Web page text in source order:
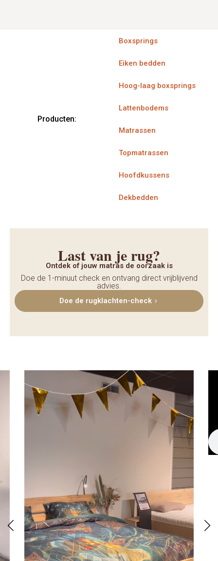
Producten:
Boxsprings
Eiken bedden
Hoog-laag boxsprings
Lattenbodems
Matrassen
Topmatrassen
Hoofdkussens
Dekbedden
Last van je rug?
Ontdek of jouw matras de oorzaak is
Doe de 1-minuut check en ontvang direct vrijblijvend
advies.
Doe de rugklachten-check